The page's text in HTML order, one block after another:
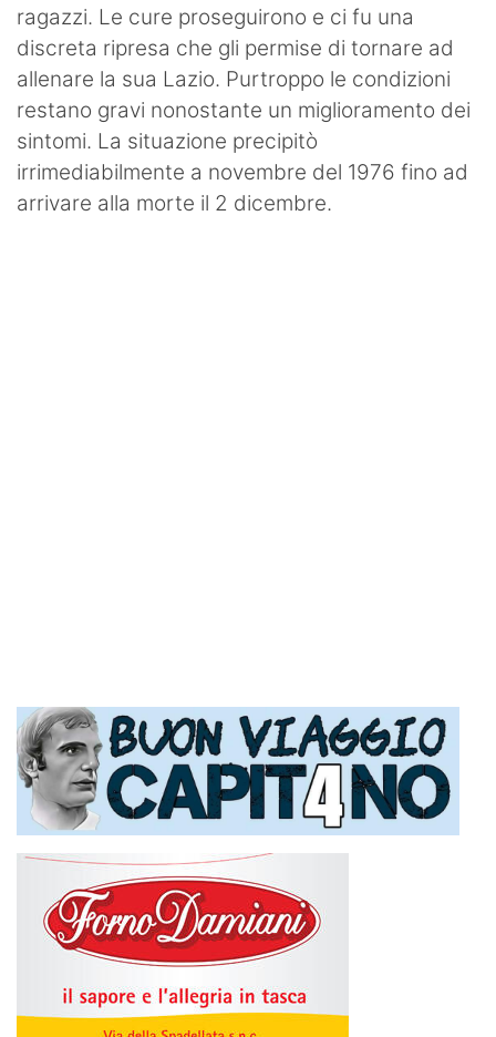
ragazzi. Le cure proseguirono e ci fu una
discreta ripresa che gli permise di tornare ad
allenare la sua Lazio. Purtroppo le condizioni
restano gravi nonostante un miglioramento dei
sintomi. La situazione precipitò
irrimediabilmente a novembre del 1976 fino ad
arrivare alla morte il 2 dicembre.